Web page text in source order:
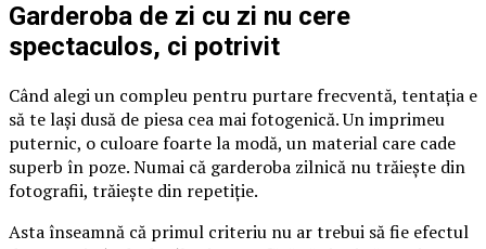
Garderoba de zi cu zi nu cere
spectaculos, ci potrivit
Când alegi un compleu pentru purtare frecventă, tentația e
să te lași dusă de piesa cea mai fotogenică. Un imprimeu
puternic, o culoare foarte la modă, un material care cade
superb în poze. Numai că garderoba zilnică nu trăiește din
fotografii, trăiește din repetiție.
Asta înseamnă că primul criteriu nu ar trebui să fie efectul